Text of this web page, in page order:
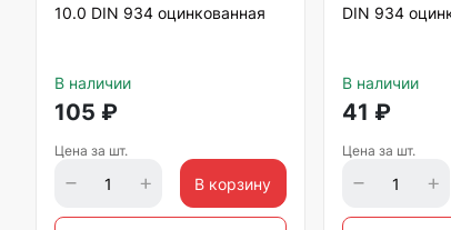
10.0 DIN 934 оцинкованная
В наличии
105 ₽
Цена за шт.
В корзину
DIN 934
В наличии
41 ₽
Цена за шт.